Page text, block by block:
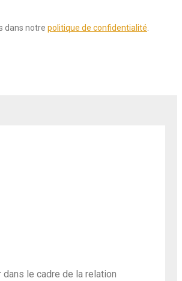
dans notre politique de confidentialité
le cadre de la relation